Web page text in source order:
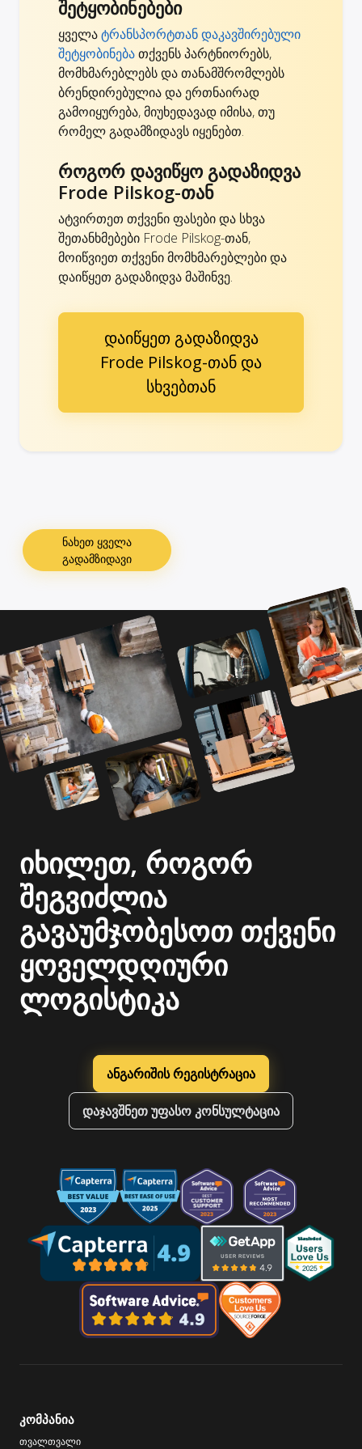
შეტყობინებები
ყველატრანსპორტთან დაკავშირებული
შეტყობინებათქვენს პარტნიორებს,
მომხმარებლებს და თანამშრომლებს
ბრენდირებულია და ერთნაირად
გამოიყურება, მიუხედავად იმისა, თუ
რომელ გადამზიდავს იყენებთ.
როგორ დავიწყო გადაზიდვა
Frode Pilskog-თან
ატვირთეთ თქვენი ფასები და სხვა
შეთანხმებები Frode Pilskog-თან,
მოიწვიეთ თქვენი მომხმარებლები და
დაიწყეთ გადაზიდვა მაშინვე.
დაიწყეთ გადაზიდვა
Frode Pilskog-თან და
სხვებთან
ნახეთ ყველა
გადამზიდავი
იხილეთ, როგორ
შეგვიძლია
გავაუმჯობესოთ თქვენი
ყოველდღიური
ლოგისტიკა
ანგარიშის რეგისტრაცია
დაჯავშნეთ უფასო კონსულტაცია
კომპანია
თვალთვალი